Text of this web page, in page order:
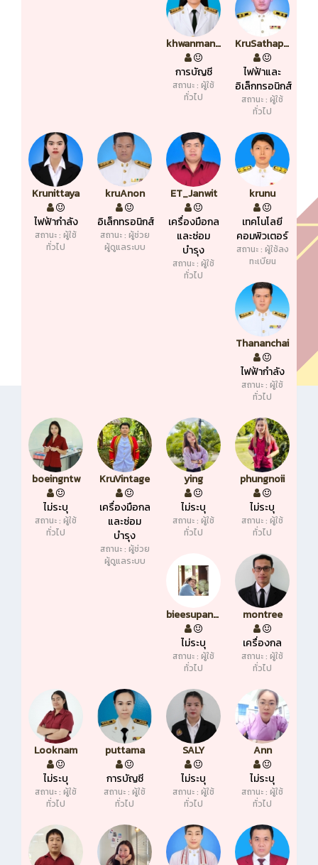
khwanmantana
การบัญชี
สถานะ : ผู้ใช้
ทั่วไป
KruSathaporn
ไฟฟ้าและ
อิเล็กทรอนิกส์
สถานะ : ผู้ใช้
ทั่วไป
Krunittaya
ไฟฟ้ากำลัง
สถานะ : ผู้ใช้
ทั่วไป
kruAnon
อิเล็กทรอนิกส์
สถานะ : ผู้ช่วย
ผู้ดูแลระบบ
ET_Janwit
เครื่องมือกล
และซ่อม
บำรุง
สถานะ : ผู้ใช้
ทั่วไป
krunu
เทคโนโลยี
คอมพิวเตอร์
สถานะ : ผู้ใช้ลง
ทะเบียน
Thananchai
ไฟฟ้ากำลัง
สถานะ : ผู้ใช้
ทั่วไป
boeingntw
ไม่ระบุ
สถานะ : ผู้ใช้
ทั่วไป
KruVintage
เครื่องมือกล
และซ่อม
บำรุง
สถานะ : ผู้ช่วย
ผู้ดูแลระบบ
ying
ไม่ระบุ
สถานะ : ผู้ใช้
ทั่วไป
phungnoii
ไม่ระบุ
สถานะ : ผู้ใช้
ทั่วไป
bieesupansa
ไม่ระบุ
สถานะ : ผู้ใช้
ทั่วไป
montree
เครื่องกล
สถานะ : ผู้ใช้
ทั่วไป
Looknam
ไม่ระบุ
สถานะ : ผู้ใช้
ทั่วไป
puttama
การบัญชี
สถานะ : ผู้ใช้
ทั่วไป
SALY
ไม่ระบุ
สถานะ : ผู้ใช้
ทั่วไป
Ann
ไม่ระบุ
สถานะ : ผู้ใช้
ทั่วไป